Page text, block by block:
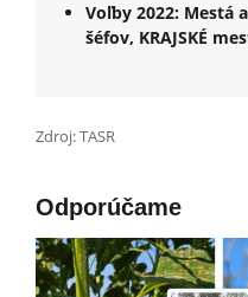
Voľby 2022: Mestá
šéfov, KRAJSKÉ
Zdroj: TASR
Odporúčame